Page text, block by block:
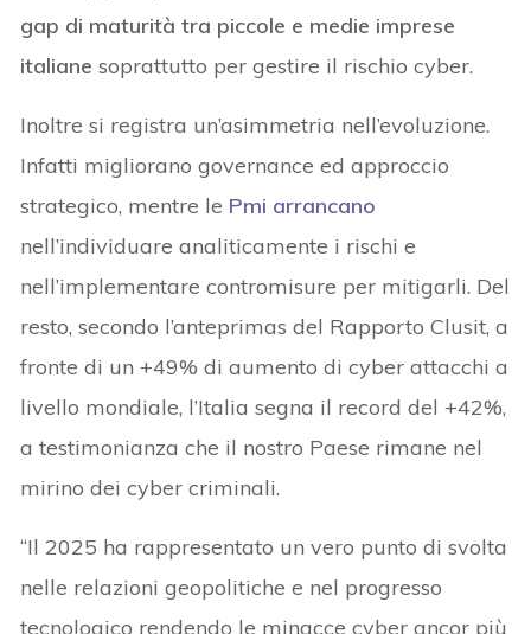
gap di maturità tra piccole e medie imprese
italiane soprattutto per gestire il rischio cyber.
Inoltre si registra un’asimmetria nell’evoluzione.
Infatti migliorano governance ed approccio
strategico, mentre le Pmi arrancano
nell’individuare analiticamente i rischi e
nell’implementare contromisure per mitigarli. Del
resto, secondo l’anteprimas del Rapporto Clusit, a
fronte di un +49% di aumento di cyber attacchi a
livello mondiale, l’Italia segna il record del +42%,
a testimonianza che il nostro Paese rimane nel
mirino dei cyber criminali.
“Il 2025 ha rappresentato un vero punto di svolta
nelle relazioni geopolitiche e nel progresso
tecnologico rendendo le minacce cyber ancor più